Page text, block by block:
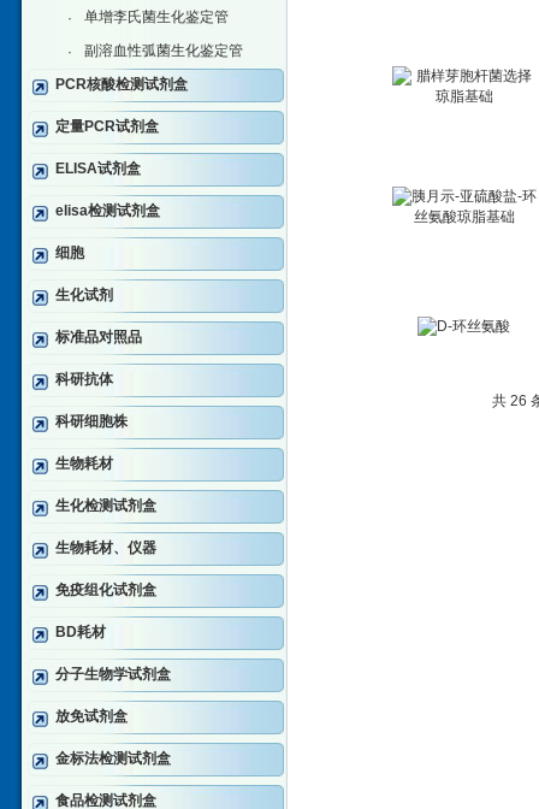
·
单增李氏菌生化鉴定管
·
副溶血性弧菌生化鉴定管
PCR核酸检测试剂盒
定量PCR试剂盒
ELISA试剂盒
elisa检测试剂盒
细胞
生化试剂
标准品对照品
科研抗体
科研细胞株
生物耗材
生化检测试剂盒
生物耗材、仪器
免疫组化试剂盒
BD耗材
分子生物学试剂盒
放免试剂盒
金标法检测试剂盒
食品检测试剂盒
共 26